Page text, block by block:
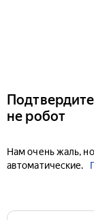
не робот
Нам очень жаль,
автоматические.